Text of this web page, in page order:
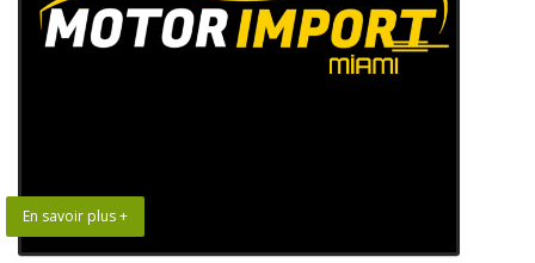
En savoir plus +